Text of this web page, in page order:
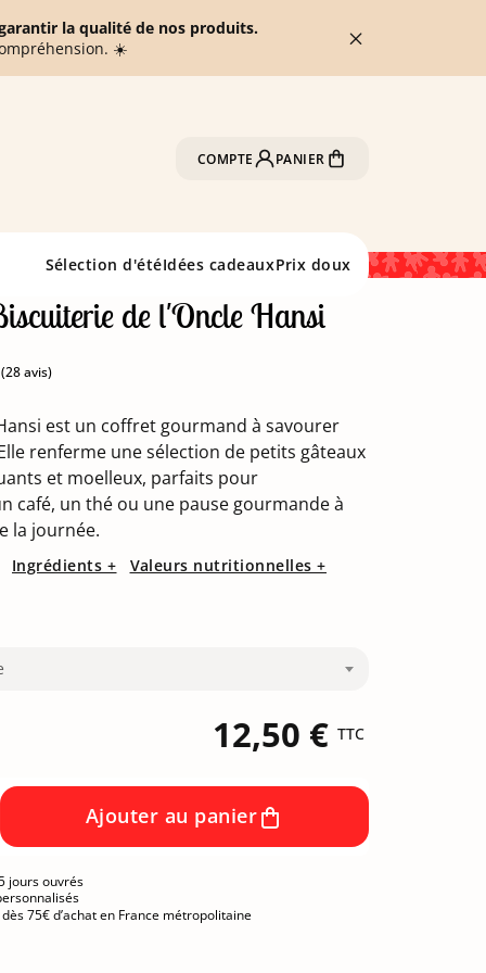
la qualité de nos produits.
☀️
COMPTE PANIER
Sélection d'étéIdées cadeauxPrix doux
de l'Oncle Hansi
(28 avis)
est un coffret gourmand à savourer
renferme une sélection de petits gâteaux
et moelleux, parfaits pour
café, un thé ou une pause gourmande à
la journée.
Ingrédients +
Valeurs nutritionnelles +
12,50 € TTC
Ajouter au panier
jours ouvrés
75€ d’achat en France métropolitaine